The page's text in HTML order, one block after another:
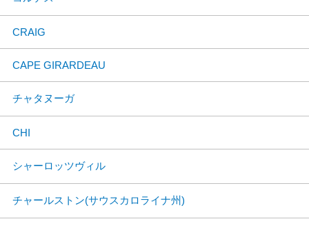
CRAIG
CAPE GIRARDEAU
チャタヌーガ
CHI
シャーロッツヴィル
チャールストン(サウスカロライナ州)